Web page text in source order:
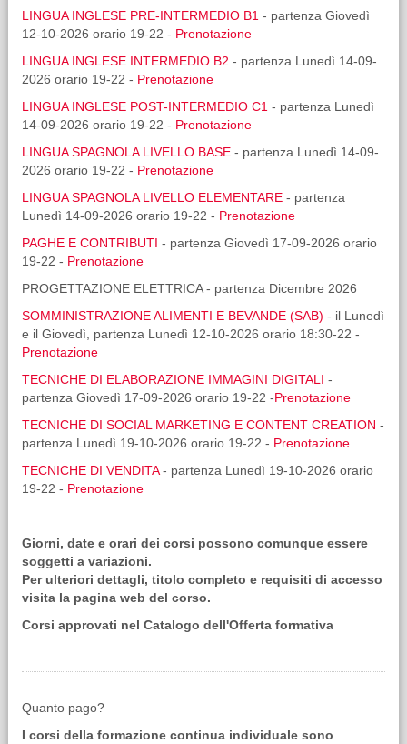
LINGUA INGLESE PRE-INTERMEDIO B1- partenza Giovedì
12-10-2026 orario 19-22 - Prenotazione
LINGUA INGLESE INTERMEDIO B2 - partenza Lunedì 14-09-
2026 orario 19-22 - Prenotazione
LINGUA INGLESE POST-INTERMEDIO C1- partenza Lunedì
14-09-2026 orario 19-22 - Prenotazione
LINGUA SPAGNOLA LIVELLO BASE- partenza Lunedì 14-09-
2026 orario 19-22 - Prenotazione
LINGUA SPAGNOLA LIVELLO ELEMENTARE- partenza
Lunedì 14-09-2026 orario 19-22 - Prenotazione
PAGHE E CONTRIBUTI - partenza Giovedì 17-09-2026 orario
19-22 - Prenotazione
PROGETTAZIONE ELETTRICA - partenza Dicembre 2026
SOMMINISTRAZIONE ALIMENTI E BEVANDE (SAB) - il Lunedì
e il Giovedì, partenza Lunedì 12-10-2026 orario 18:30-22 -
Prenotazione
TECNICHE DI ELABORAZIONE IMMAGINI DIGITALI -
partenza Giovedì 17-09-2026 orario 19-22 - Prenotazione
TECNICHE DI SOCIAL MARKETING E CONTENT CREATION -
partenza Lunedì 19-10-2026 orario 19-22 - Prenotazione
TECNICHE DI VENDITA- partenza Lunedì 19-10-2026 orario
19-22 - Prenotazione
Giorni, date e orari dei corsi possono comunque essere
soggetti a variazioni.
Per ulteriori dettagli, titolo completo e requisiti di accesso
visita la pagina web del corso.
Corsi approvati nel Catalogo dell'Offerta formativa
Quanto pago?
I corsi della formazione continua individuale sono